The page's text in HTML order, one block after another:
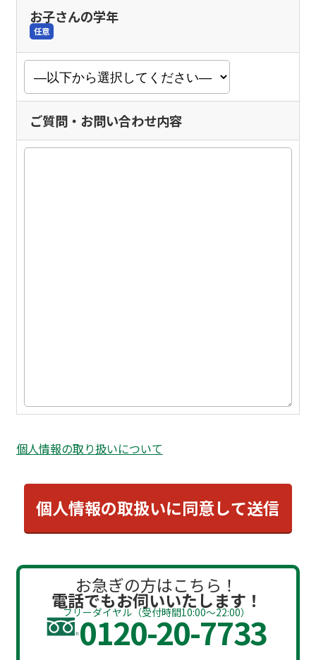
お子さんの学年
任意
ご質問・お問い合わせ内容
個人情報の取り扱いについて
お急ぎの方はこちら！
電話でもお伺いいたします！
フリーダイヤル（受付時間10:00～22:00）
0120-20-7733